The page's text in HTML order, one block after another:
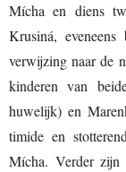
Mícha en diens
Krusiná,
verwijzing naar de
kinderen van
huwelijk) en
timide en
Mícha. Verder zijn